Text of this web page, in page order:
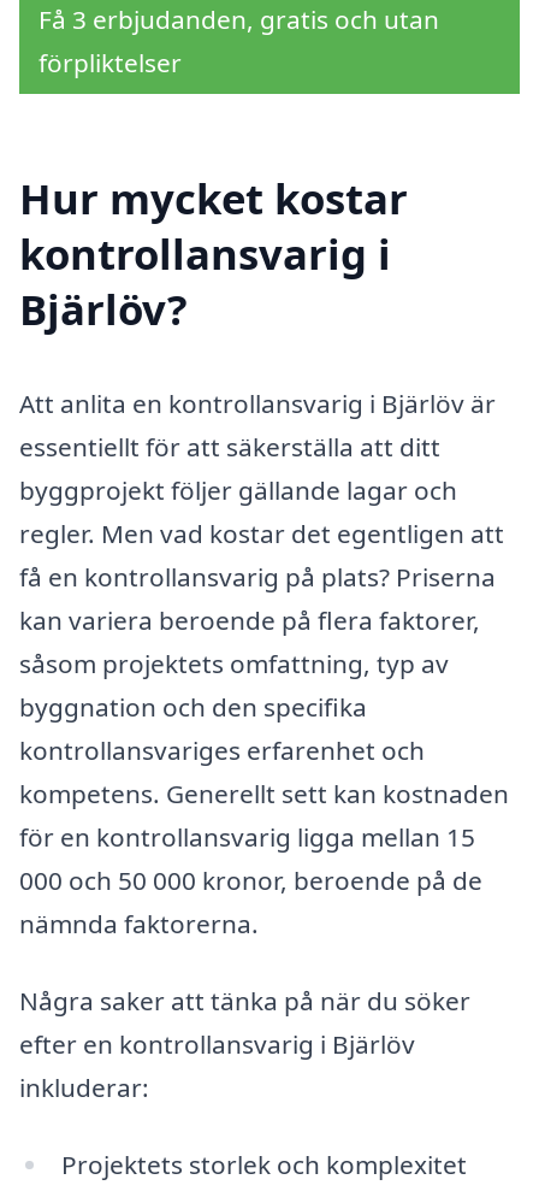
Få 3 erbjudanden, gratis och utan
förpliktelser
Hur mycket kostar
kontrollansvarig i
Bjärlöv?
Att anlita en kontrollansvarig i Bjärlöv är
essentiellt för att säkerställa att ditt
byggprojekt följer gällande lagar och
regler. Men vad kostar det egentligen att
få en kontrollansvarig på plats? Priserna
kan variera beroende på flera faktorer,
såsom projektets omfattning, typ av
byggnation och den specifika
kontrollansvariges erfarenhet och
kompetens. Generellt sett kan kostnaden
för en kontrollansvarig ligga mellan 15
000 och 50 000 kronor, beroende på de
nämnda faktorerna.
Några saker att tänka på när du söker
efter en kontrollansvarig i Bjärlöv
inkluderar:
Projektets storlek och komplexitet